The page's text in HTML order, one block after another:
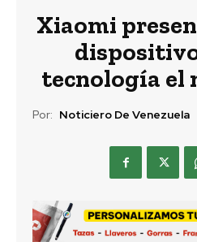
Xiaomi
tecnología el
Por: Noticiero De Venezuela